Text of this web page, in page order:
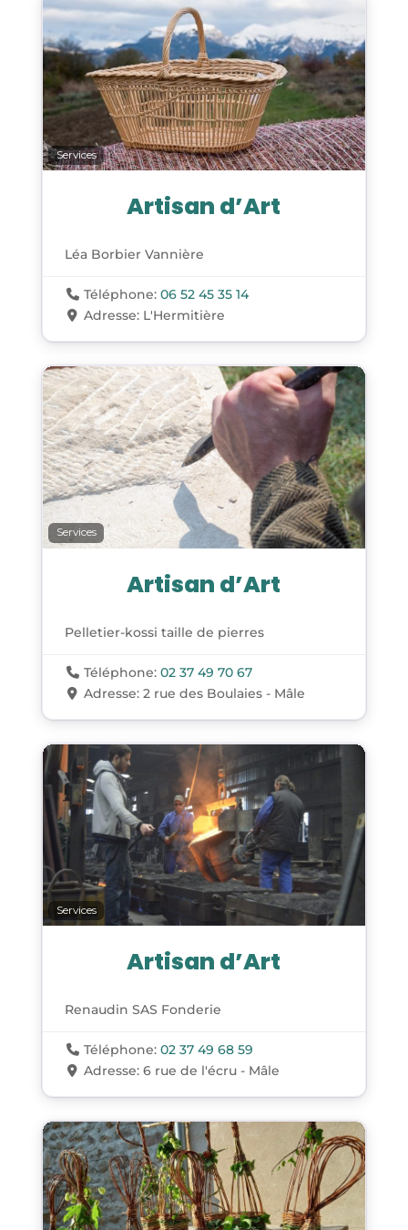
Services
Artisan d’Art
Léa Borbier Vannière
Téléphone:06 52 45 35 14
Adresse: L'Hermitière
Services
Artisan d’Art
Pelletier-kossi taille de pierres
Téléphone:02 37 49 70 67
Adresse:2 rue des Boulaies - Mâle
Services
Artisan d’Art
Renaudin SAS Fonderie
Téléphone:02 37 49 68 59
Adresse:6 rue de l'écru - Mâle